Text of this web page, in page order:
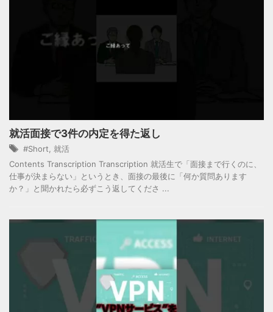
就活面接で3件の内定を得た返し
#Short
就活
Contents Transcription Transcription 就活生で「面接まで行くのに、
仕事が決まらない」というとき、面接の最後に「何か質問あります
か？」と聞かれたら必ずこう返してくださ ...